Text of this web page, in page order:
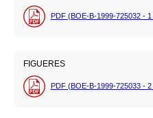
PDF (BOE-B-1999-725032 - 1
FIGUERES
PDF (BOE-B-1999-725033 - 2